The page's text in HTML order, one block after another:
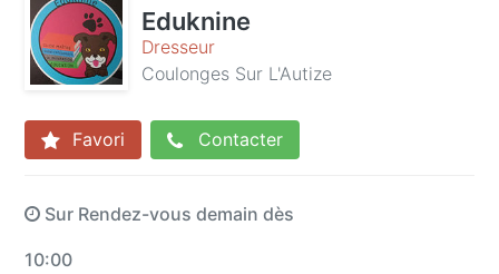
Eduknine
Dresseur
Coulonges Sur L'Autize
Favori Contacter
Sur Rendez-vous demain dès
10:00